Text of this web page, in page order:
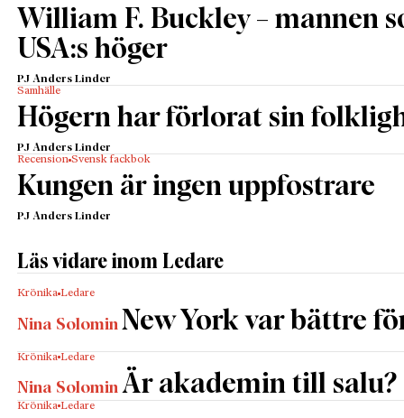
William F. Buckley – mannen
USA:s höger
PJ Anders Linder
Samhälle
Högern har förlorat sin
PJ Anders Linder
Recension Svensk fackbok
Kungen är ingen uppfostrare
PJ Anders Linder
Läs vidare inom Ledare
Krönika Ledare
Nina Solomin New York var bättre
Krönika Ledare
Nina Solomin Är akademin till salu?
Krönika Ledare